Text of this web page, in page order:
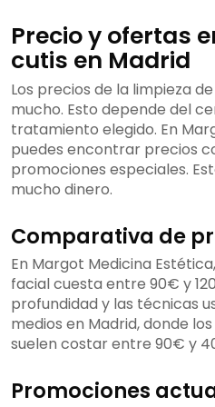
Precio y ofertas
cutis en Madrid
Los precios de la limpieza
mucho. Esto depende del
tratamiento elegido. En
puedes encontrar precios
promociones especiales.
mucho dinero.
Comparativa de
En Margot Medicina
facial cuesta entre 90€ y
profundidad y las técnicas
medios en Madrid, donde
suelen costar entre 90€ y
Promociones